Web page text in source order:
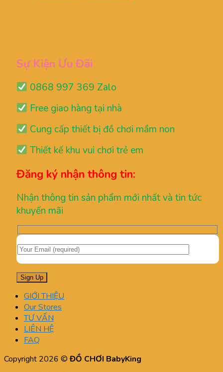
Sự Kiện Ưu Đãi
0868 997 369 Zalo
Free giao hàng tại nhà
Cung cấp thiết bị đồ chơi mầm non
Thiết kế khu vui chơi trẻ em
Đăng ký nhận thông tin:
Nhận thông tin sản phẩm mới nhất và tin tức
khuyến mãi
GIỚI THIỆU
Our Stores
TƯ VẤN
LIÊN HỆ
FAQ
Copyright 2026 ©ĐỒ CHƠI BabyKing